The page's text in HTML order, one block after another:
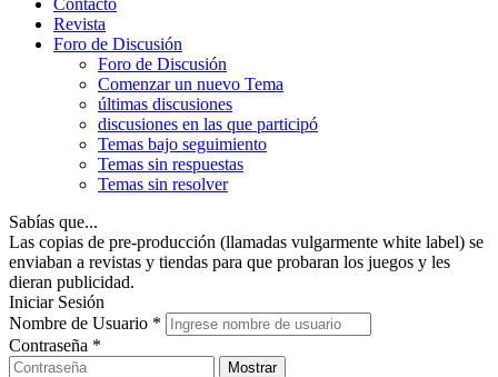
Contacto
Revista
Foro de Discusión
Foro de Discusión
Comenzar un nuevo Tema
últimas discusiones
discusiones en las que participó
Temas bajo seguimiento
Temas sin respuestas
Temas sin resolver
Sabías que...
Las copias de pre-producción (llamadas vulgarmente white label) se
enviaban a revistas y tiendas para que probaran los juegos y les
dieran publicidad.
Iniciar Sesión
Nombre de Usuario *
Contraseña *
Mostrar